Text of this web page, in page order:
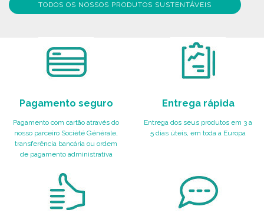
TODOS OS NOSSOS PRODUTOS SUSTENTÁVEIS
Pagamento seguro
Pagamento com cartão através do
nosso parceiro Société Générale,
transferência bancária ou ordem
de pagamento administrativa
Entrega rápida
Entrega dos seus produtos em 3 a
5 dias úteis, em toda a Europa